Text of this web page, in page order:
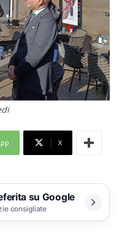
X
su Google
consigliate